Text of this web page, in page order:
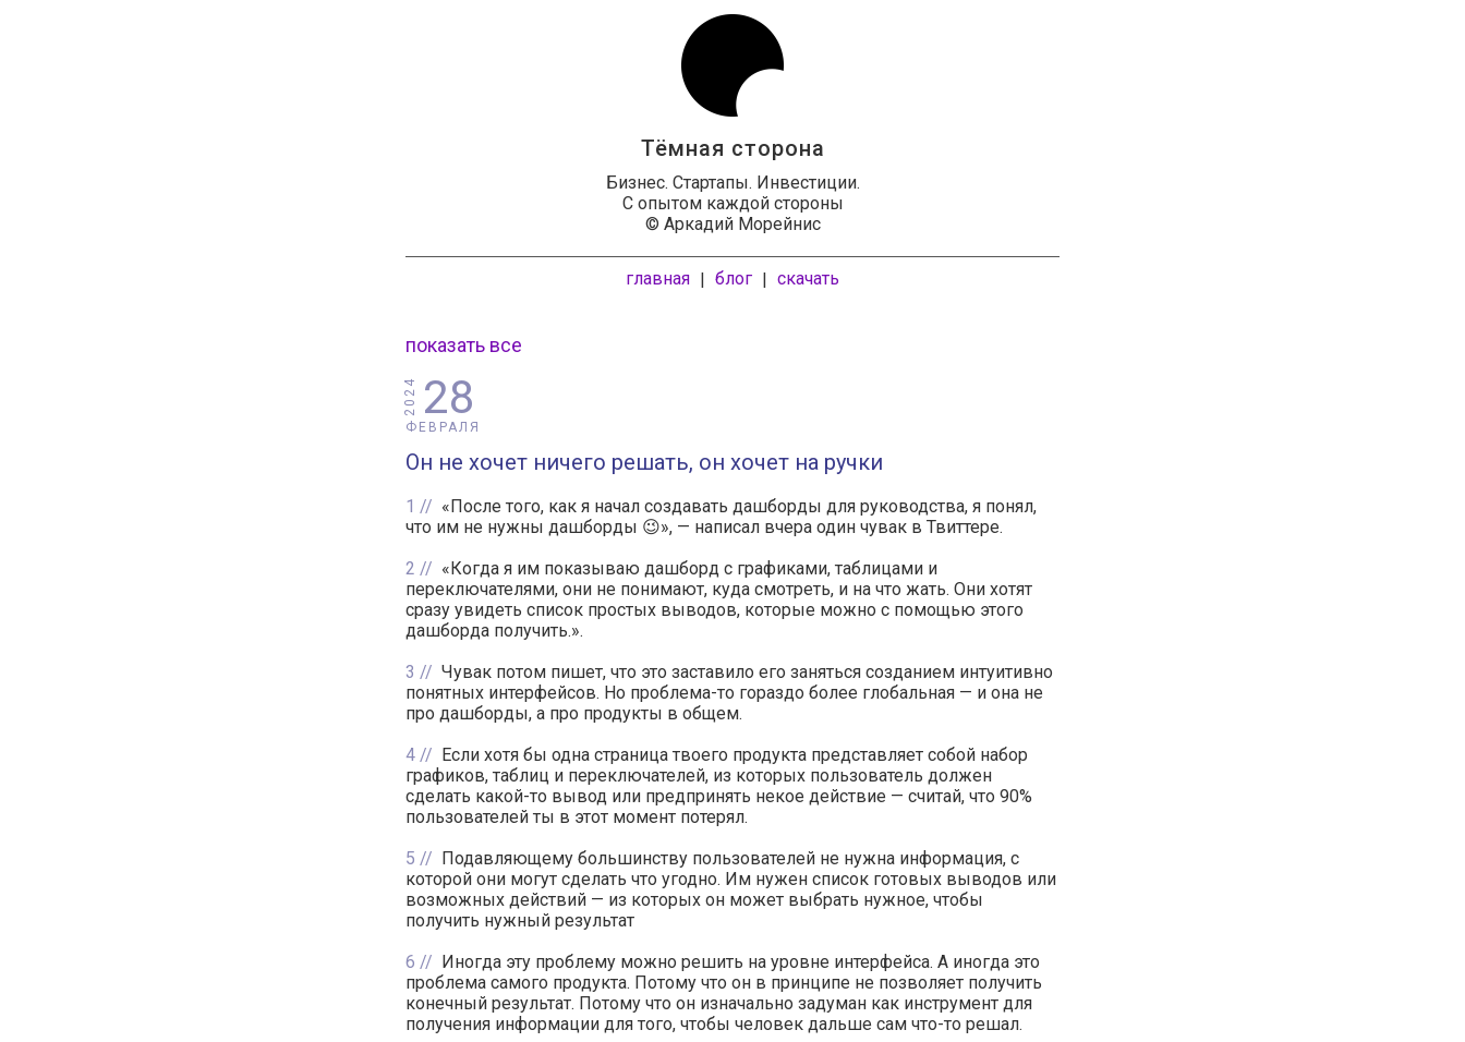
Тёмная сторона
Бизнес. Стартапы. Инвестиции.
С опытом каждой стороны
© Аркадий Морейнис
главная | блог | скачать
показать все
28
ФЕВРАЛЯ
2024
Он не хочет ничего решать, он хочет на ручки
1
«После того, как я начал создавать дашборды для руководства, я понял,
что им не нужны дашборды 😉», — написал вчера один чувак в Твиттере.
2
«Когда я им показываю дашборд с графиками, таблицами и
переключателями, они не понимают, куда смотреть, и на что жать. Они хотят
сразу увидеть список простых выводов, которые можно с помощью этого
дашборда получить.».
3
Чувак потом пишет, что это заставило его заняться созданием интуитивно
понятных интерфейсов. Но проблема-то гораздо более глобальная — и она не
про дашборды, а про продукты в общем.
4
Если хотя бы одна страница твоего продукта представляет собой набор
графиков, таблиц и переключателей, из которых пользователь должен
сделать какой-то вывод или предпринять некое действие — считай, что 90%
пользователей ты в этот момент потерял.
5
Подавляющему большинству пользователей не нужна информация, с
которой они могут сделать что угодно. Им нужен список готовых выводов или
возможных действий — из которых он может выбрать нужное, чтобы
получить нужный результат
6
Иногда эту проблему можно решить на уровне интерфейса. А иногда это
проблема самого продукта. Потому что он в принципе не позволяет получить
конечный результат. Потому что он изначально задуман как инструмент для
получения информации для того, чтобы человек дальше сам что-то решал.